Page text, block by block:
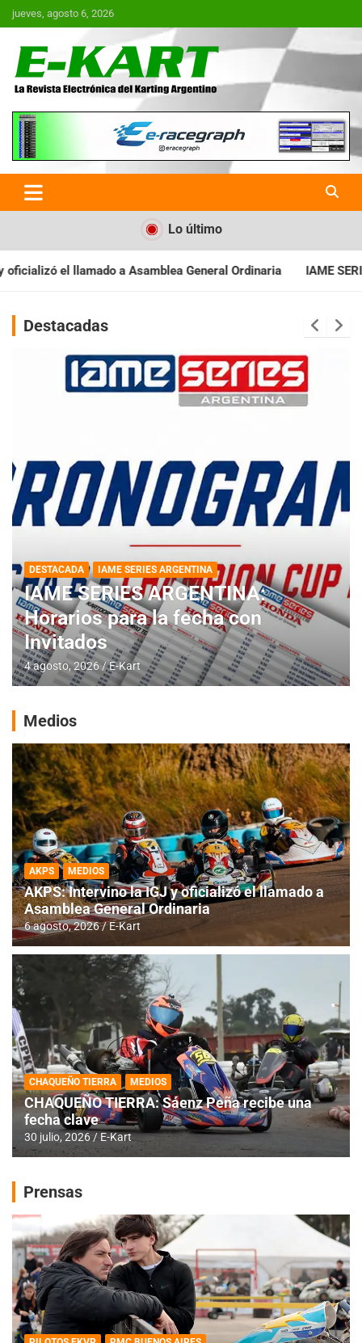
Saltar
al
jueves, agosto 6, 2026
E-Kart.com.ar | La Revista
Electrónica del Karting en
Argentina
Lo último
General Ordinaria IAME SERIES ARGENTINA:
Destacadas
DESTACADA IAME SERIES ARGENTINA
IAME SERIES ARGENTINA:
Horarios para la fecha con
Invitados
4 agosto, 2026 E-Kart
Medios
AKPS MEDIOS
AKPS: Intervino la IGJ y oficializó el llamado a
Asamblea General Ordinaria
6 agosto, 2026 E-Kart
CHAQUEÑO TIERRA MEDIOS
CHAQUEÑO TIERRA: Sáenz Peña recibe una
fecha clave
30 julio, 2026 E-Kart
Prensas